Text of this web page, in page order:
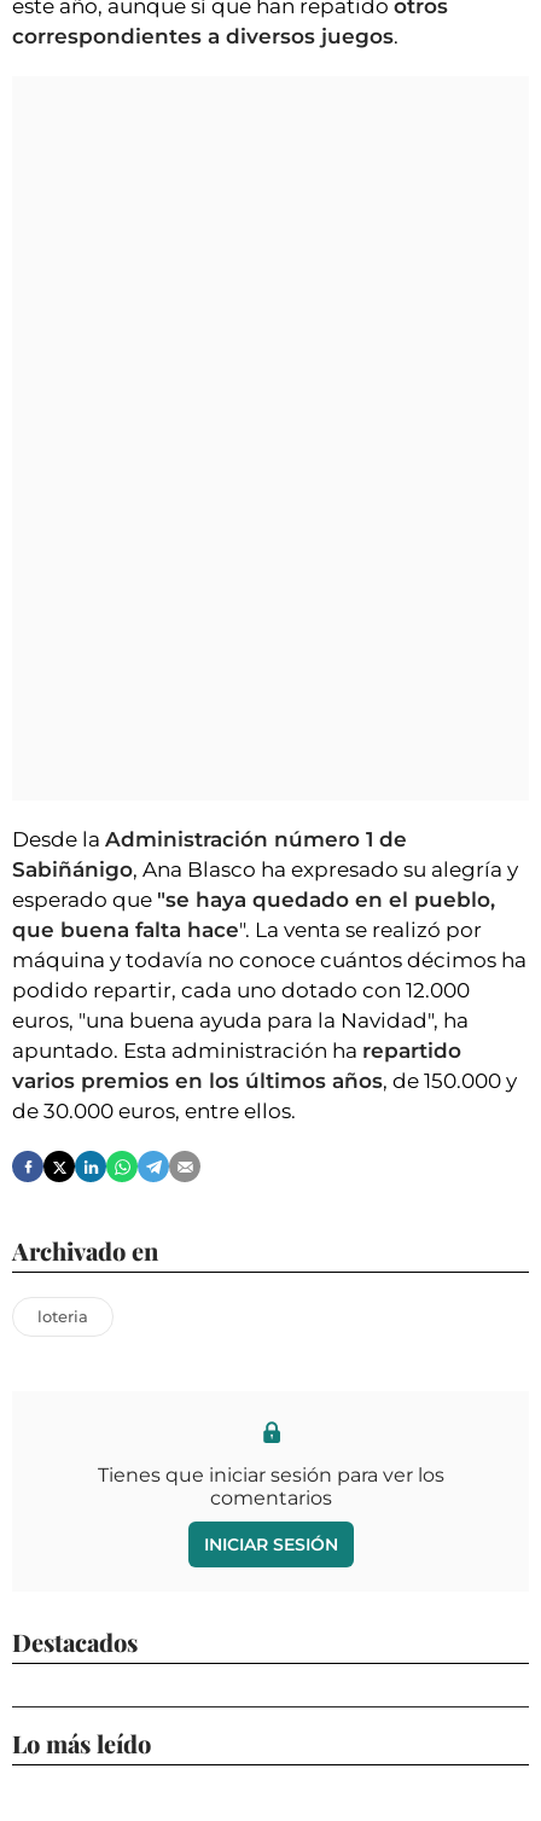
este año, aunque sí que han repatido otros
correspondientes a diversos juegos.
Desde la Administración número 1 de
Sabiñánigo, Ana Blasco ha expresado su alegría y
esperado que "se haya quedado en el pueblo,
que buena falta hace". La venta se realizó por
máquina y todavía no conoce cuántos décimos ha
podido repartir, cada uno dotado con 12.000
euros, "una buena ayuda para la Navidad", ha
apuntado. Esta administración ha repartido
varios premios en los últimos años, de 150.000 y
de 30.000 euros, entre ellos.
Archivado en
loteria
Tienes que iniciar sesión para ver los
comentarios
INICIAR SESIÓN
Destacados
Lo más leído